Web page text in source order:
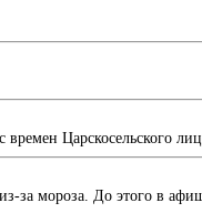
Царскосельского
за мороза. До этого в